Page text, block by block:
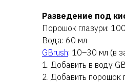
Разведение под
Порошок глазури:
Вода: 60 мл
GBrush: 10–30 мл (в
1. Добавить в воду
2. Добавить порошок